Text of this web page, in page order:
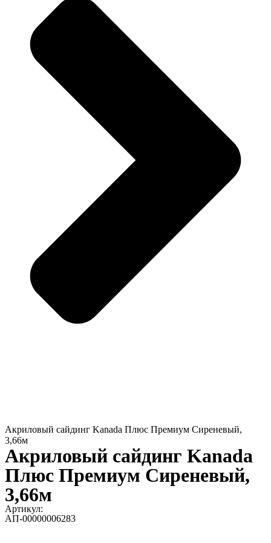
Акриловый сайдинг Kanada Плюс Премиум Сиреневый,
3,66м
Акриловый сайдинг Kanada
Плюс Премиум Сиреневый,
3,66м
Артикул:
АП-00000006283